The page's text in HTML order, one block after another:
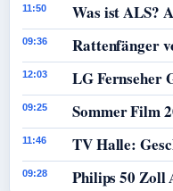
11:50 Was ist ALS?
09:36 Rattenfänger
12:03 LG Fernseher
09:25 Sommer Film
11:46 TV Halle:
09:28 Philips 50 Zoll